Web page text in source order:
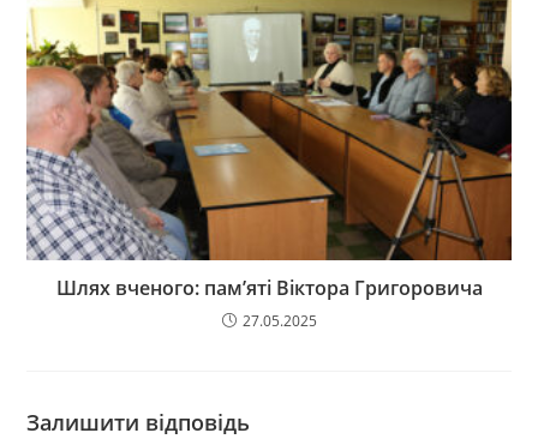
Шлях вченого: пам’яті Віктора Григоровича
27.05.2025
Залишити відповідь